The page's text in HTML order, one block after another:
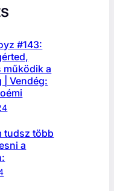
#143:
működik a
| Vendég:
tudsz több
a